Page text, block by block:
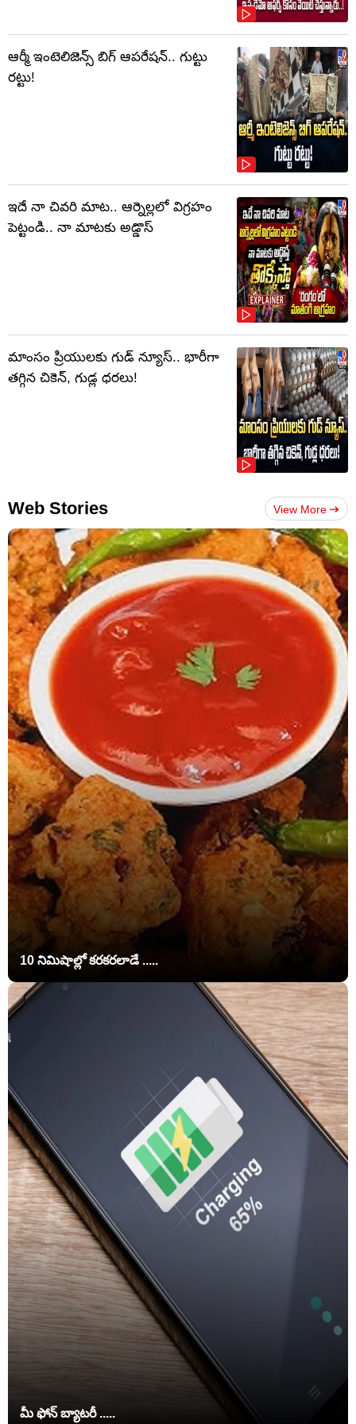
ఆర్మీ ఇంటెలిజెన్స్ బిగ్ ఆపరేషన్.. గుట్టు
రట్టు!
ఇదే నా చివరి మాట.. ఆర్నెల్లలో విగ్రహం
పెట్టండి.. నా మాటకు అడ్డొస్
మాంసం ప్రియులకు గుడ్ న్యూస్.. భారీగా
తగ్గిన చికెన్, గుడ్ల ధరలు!
Web Stories View More
10 నిమిషాల్లో కరకరలాడే .....
మీ ఫోన్ బ్యాటరీ .....